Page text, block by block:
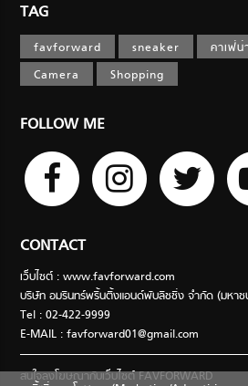
TAG
favforward sneaker คาเฟ่น่
Camera
Shopping
FOLLOW ME
CONTACT
เว็บไซต์ : www.favforward.com
บริษัท อมรินทร์พริ้นติ้งแอนด์พับลิชชิ่ง จำกัด (มหา
Tel : 02-422-9999
E-MAIL :favforward01@gmail.com
สนใจลงโฆษณากับเว็บไซต์ FAVFORWARD